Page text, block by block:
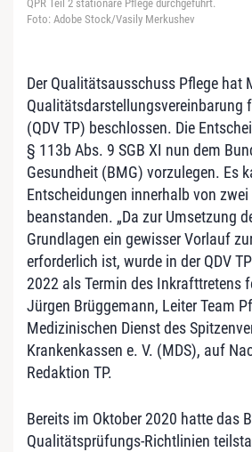
QPR Teil 2 stationäre Pflege durchgeführt.
Foto: Adobe Stock/Vasily Merkushev
Der Qualitätsausschuss Pflege hat
Qualitätsdarstellungsvereinbarung
(QDV TP) beschlossen. Die
§ 113b Abs. 9 SGB XI nun dem
Gesundheit (BMG) vorzulegen. Es
Entscheidungen innerhalb von
beanstanden. „Da zur Umsetzung
Grundlagen ein gewisser Vorlauf
erforderlich ist, wurde in der QDV
2022 als Termin des Inkrafttretens
Jürgen Brüggemann, Leiter Team
Medizinischen Dienst des
Krankenkassen e. V. (MDS), auf
Redaktion TP.
Bereits im Oktober 2020 hatte das
Qualitätsprüfungs-Richtlinien